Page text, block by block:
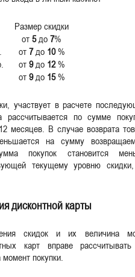
Размер скидки
от 5до 7%
от 7до 10%
от 9до 12%
от 9до 15%
участвует в расчете
по сумме
месяцев. В случае возврата
на сумму
покупок становится
текущему уровню
дисконтной карты
скидок и их величина
карт вправе
покупки.